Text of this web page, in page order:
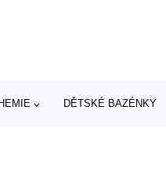
DĚTSKÉ BAZÉNKY